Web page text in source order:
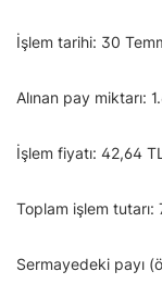
İşlem tarihi: 30
Alınan pay miktarı:
İşlem fiyatı: 42,64 TL
Toplam işlem tutarı:
Sermayedeki payı